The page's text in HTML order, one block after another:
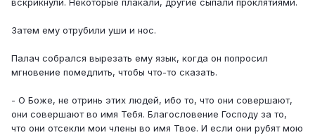
Затем ему отрубили уши и нос.
Палач собрался вырезать ему язык, когда он попросил
мгновение помедлить, чтобы что-то сказать.
- О Боже, не отринь этих людей, ибо то, что они совершают,
они совершают во имя Тебя. Благословение Господу за то,
что они отсекли мои члены во имя Твое. И если они рубят мою